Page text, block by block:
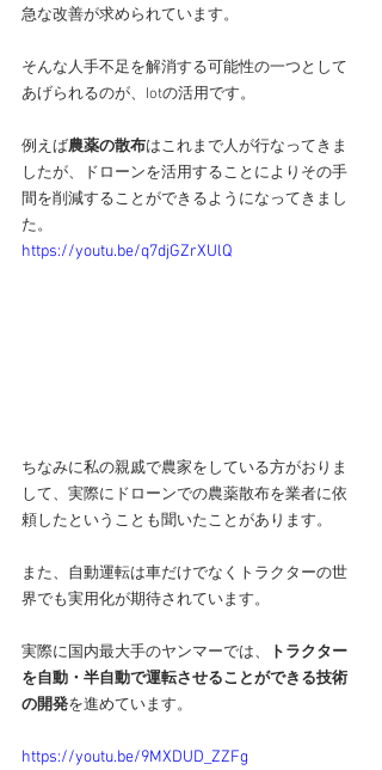
急な改善が求められています。
そんな人手不足を解消する可能性の一つとして
あげられるのが、Iotの活用です。
例えば農薬の散布はこれまで人が行なってきま
したが、ドローンを活用することによりその手
間を削減することができるようになってきまし
た。
https://youtu.be/q7djGZrXUlQ
ちなみに私の親戚で農家をしている方がおりま
して、実際にドローンでの農薬散布を業者に依
頼したということも聞いたことがあります。
また、自動運転は車だけでなくトラクターの世
界でも実用化が期待されています。
実際に国内最大手のヤンマーでは、
トラクター
を自動・半自動で運転させることができる技術
の開発を進めています。
https://youtu.be/9MXDUD_ZZFg